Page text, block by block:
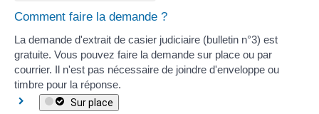
Comment faire la demande ?
La demande d'extrait de casier judiciaire (bulletin n°3) est
gratuite. Vous pouvez faire la demande sur place ou par
courrier. Il n'est pas nécessaire de joindre d'enveloppe ou
timbre pour la réponse.
Sur place